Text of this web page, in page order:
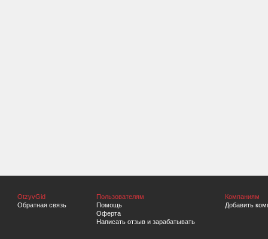
OtzyvGid
Обратная связь
Пользователям
Помощь
Оферта
Написать отзыв и зарабатывать
Компаниям
Добавить